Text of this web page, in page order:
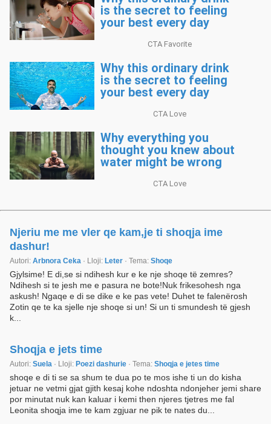
Njeriu me me vler qe kam,je ti shoqja ime
dashur!
Autori: Arbnora Ceka · Lloji: Leter · Tema: Shoqe
Gjylsime! E di,se si ndihesh kur e ke nje shoqe të zemres?
Ndihesh si te jesh me e pasura ne bote!Nuk frikesohesh nga
askush! Ngaqe e di se dike e ke pas vete! Duhet te falenërosh
Zotin qe te ka sjelle nje shoqe si un! Si un ti smundesh të gjesh
k...
Shoqja e jets time
Autori: Suela · Lloji: Poezi dashurie · Tema: Shoqja e jetes time
shoqe e di ti se sa shum te dua po te mos ishe ti un do kisha
jetuar ne vetmi gjat gjith kesaj kohe ndoshta ndonjeher jemi share
por minutat nuk kan kaluar i kemi then njeres tjetres me fal
Leonita shoqja ime te kam zgjuar ne pik te nates du...